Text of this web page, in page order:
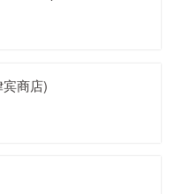
商店)